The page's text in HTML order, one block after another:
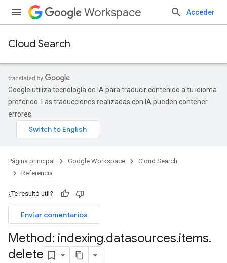
Workspace Acceder
Cloud Search
Google utiliza tecnología de IA para traducir contenido a tu idioma
preferido. Las traducciones realizadas con IA pueden contener
errores.
Página principal Google Workspace
Cloud Search
Referencia
¿Te resultó útil?
Enviar comentarios
Method: indexing.datasources.items.
delete